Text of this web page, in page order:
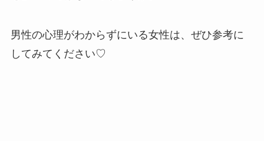
男性の心理がわからずにいる女性は、ぜひ参考に
してみてください♡